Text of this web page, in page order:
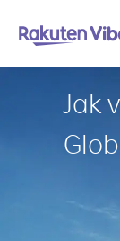
Jak